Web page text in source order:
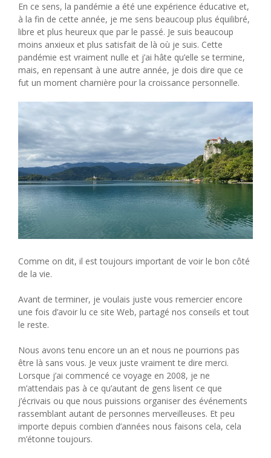
En ce sens, la pandémie a été une expérience éducative et,
à la fin de cette année, je me sens beaucoup plus équilibré,
libre et plus heureux que par le passé. Je suis beaucoup
moins anxieux et plus satisfait de là où je suis. Cette
pandémie est vraiment nulle et j’ai hâte qu’elle se termine,
mais, en repensant à une autre année, je dois dire que ce
fut un moment charnière pour la croissance personnelle.
Comme on dit, il est toujours important de voir le bon côté
de la vie.
Avant de terminer, je voulais juste vous remercier encore
une fois d’avoir lu ce site Web, partagé nos conseils et tout
le reste.
Nous avons tenu encore un an et nous ne pourrions pas
être là sans vous. Je veux juste vraiment te dire merci.
Lorsque j’ai commencé ce voyage en 2008, je ne
m’attendais pas à ce qu’autant de gens lisent ce que
j’écrivais ou que nous puissions organiser des événements
rassemblant autant de personnes merveilleuses. Et peu
importe depuis combien d’années nous faisons cela, cela
m’étonne toujours.